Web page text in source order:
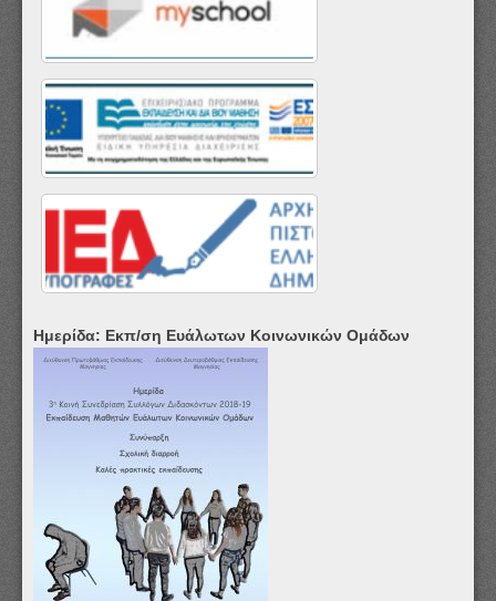
Ημερίδα: Εκπ/ση Ευάλωτων Κοινωνικών Ομάδων